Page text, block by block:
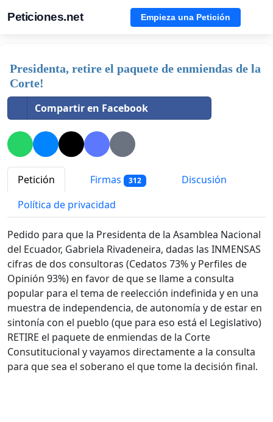
Peticiones.net Empieza una Petición
Presidenta, retire el paquete de enmiendas de la
Corte!
Compartir en Facebook
Petición Firmas 312
Discusión
Política de privacidad
Pedido para que la Presidenta de la Asamblea Nacional
del Ecuador, Gabriela Rivadeneira, dadas las INMENSAS
cifras de dos consultoras (Cedatos 73% y Perfiles de
Opinión 93%) en favor de que se llame a consulta
popular para el tema de reelección indefinida y en una
muestra de independencia, de autonomía y de estar en
sintonía con el pueblo (que para eso está el Legislativo)
RETIRE el paquete de enmiendas de la Corte
Consutitucional y vayamos directamente a la consulta
para que sea el soberano el que tome la decisión final.